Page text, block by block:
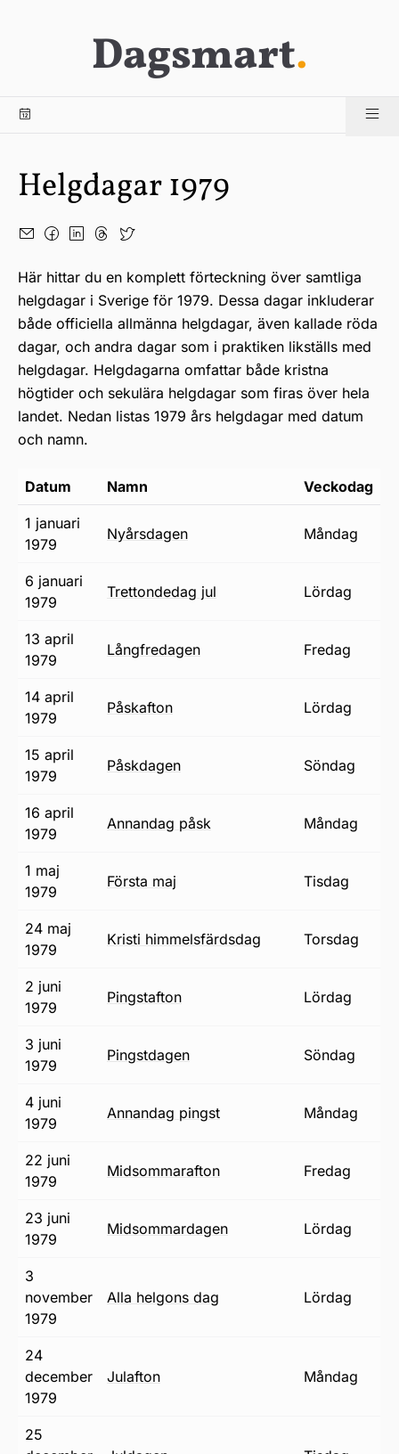
Dagsmart.
Helgdagar 1979
Här hittar du en komplett förteckning över samtliga
helgdagar i Sverige för 1979. Dessa dagar inkluderar
både officiella allmänna helgdagar, även kallade röda
dagar, och andra dagar som i praktiken likställs med
helgdagar. Helgdagarna omfattar både kristna
högtider och sekulära helgdagar som firas över hela
landet. Nedan listas 1979 års helgdagar med datum
och namn.
Datum Namn Veckodag
1 januari
1979
nyårsdagen måndag
6 januari
1979
trettondedag jul lördag
13 april
1979
långfredagen fredag
14 april
1979
påskafton lördag
15 april
1979
påskdagen söndag
16 april
1979
annandag påsk måndag
1 maj
1979
första maj tisdag
24 maj
1979
Kristi himmelsfärdsdag torsdag
2 juni
1979
pingstafton lördag
3 juni
1979
pingstdagen söndag
4 juni
1979
annandag pingst måndag
22 juni
1979
midsommarafton fredag
23 juni
1979
midsommardagen lördag
3
november
1979
alla helgons dag lördag
24
december
1979
julafton måndag
25